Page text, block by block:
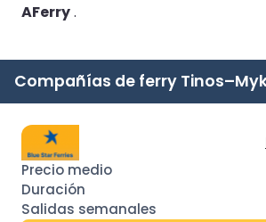
AFerry.
Compañías de ferry